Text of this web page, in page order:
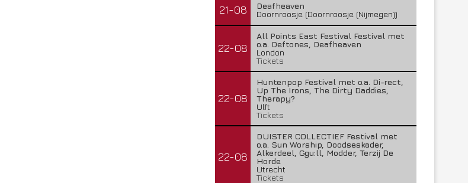
21-08
Deafheaven
Doornroosje (Doornroosje (Nijmegen))
22-08
All Points East Festival Festival met
o.a. Deftones, Deafheaven
London
Tickets
22-08
Huntenpop Festival met o.a. Di-rect,
Up The Irons, The Dirty Daddies,
Therapy?
Ulft
Tickets
22-08
DUISTER COLLECTIEF Festival met
o.a. Sun Worship, Doodseskader,
Alkerdeel, Ggu:ll, Modder, Terzij De
Horde
Utrecht
Tickets